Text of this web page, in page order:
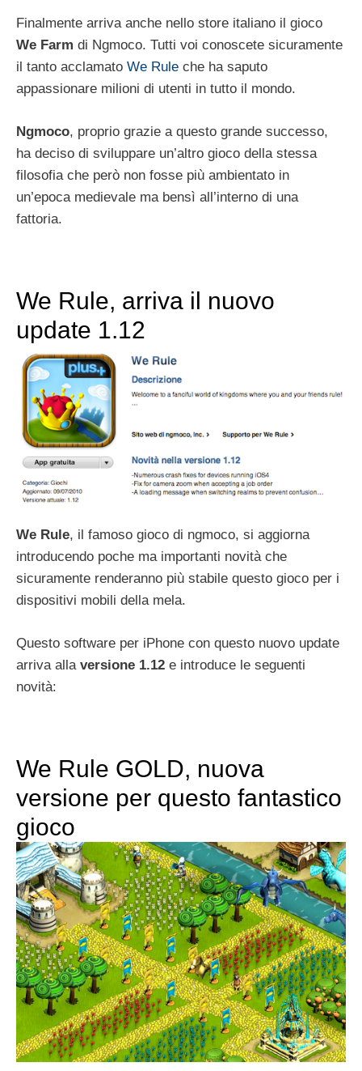
Finalmente arriva anche nello store italiano il gioco
We Farm di Ngmoco. Tutti voi conoscete sicuramente
il tanto acclamato We Rule che ha saputo
appassionare milioni di utenti in tutto il mondo.
Ngmoco, proprio grazie a questo grande successo,
ha deciso di sviluppare un’altro gioco della stessa
filosofia che però non fosse più ambientato in
un’epoca medievale ma bensì all’interno di una
fattoria.
We Rule, arriva il nuovo
update 1.12
We Rule, il famoso gioco di ngmoco, si aggiorna
introducendo poche ma importanti novità che
sicuramente renderanno più stabile questo gioco per i
dispositivi mobili della mela.
Questo software per iPhone con questo nuovo update
arriva alla versione 1.12 e introduce le seguenti
novità:
We Rule GOLD, nuova
versione per questo fantastico
gioco